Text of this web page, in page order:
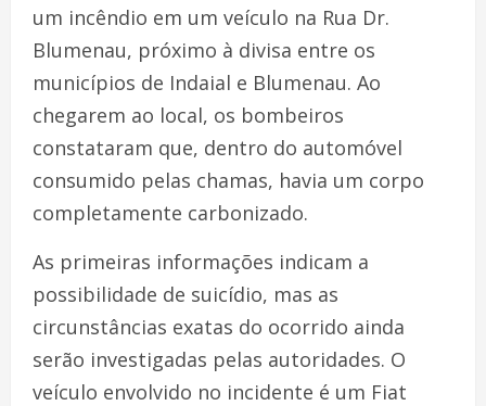
um incêndio em um veículo na Rua Dr.
Blumenau, próximo à divisa entre os
municípios de Indaial e Blumenau. Ao
chegarem ao local, os bombeiros
constataram que, dentro do automóvel
consumido pelas chamas, havia um corpo
completamente carbonizado.
As primeiras informações indicam a
possibilidade de suicídio, mas as
circunstâncias exatas do ocorrido ainda
serão investigadas pelas autoridades. O
veículo envolvido no incidente é um Fiat